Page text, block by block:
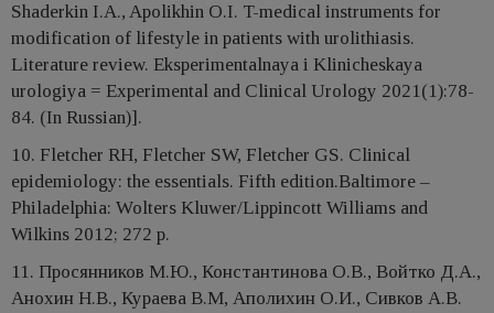
Shaderkin I.A., Apolikhin O.I. T-medical instruments for
modification of lifestyle in patients with urolithiasis.
Literature review. Eksperimentalnaya i Klinicheskaya
urologiya = Experimental and Clinical Urology 2021(1):78-
84. (In Russian)].
10. Fletcher RH, Fletcher SW, Fletcher GS. Clinical
epidemiology: the essentials. Fifth edition.Baltimore –
Philadelphia: Wolters Kluwer/Lippincott Williams and
Wilkins 2012; 272 p.
11. Просянников М.Ю., Константинова О.В., Войтко Д.А.,
Анохин Н.В., Кураева В.М, Аполихин О.И., Сивков А.В.